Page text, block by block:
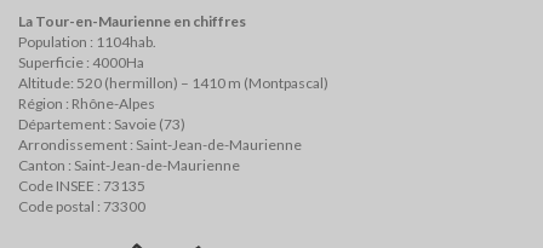
La Tour-en-Maurienne en chiffres
Population : 1104hab.
Superficie : 4000Ha
Altitude: 520 (hermillon) – 1410 m (Montpascal)
Région : Rhône-Alpes
Département : Savoie (73)
Arrondissement : Saint-Jean-de-Maurienne
Canton : Saint-Jean-de-Maurienne
Code INSEE : 73135
Code postal : 73300